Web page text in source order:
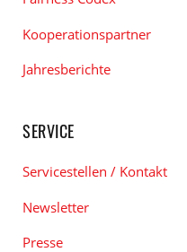
Kooperationspartner
Jahresberichte
SERVICE
Servicestellen / Kontakt
Newsletter
Presse